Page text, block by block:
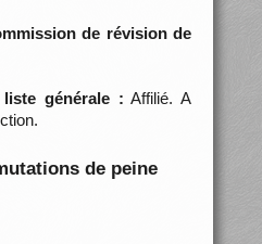
de révision de
générale : Affilié. A
de peine